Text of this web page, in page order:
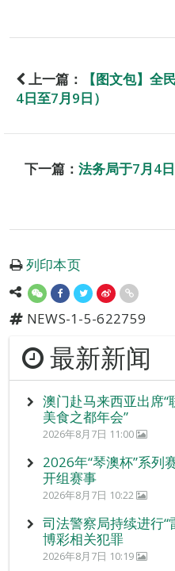
上一篇：
【图文包】全
4日至7月9日）
下一篇： 法务局于7月4
列印本页
NEWS-1-5-622759
最新新闻
澳门赴马来西亚出席
美食之都年会”
2026年8月7日 11:00
2026年“琴澳杯”系列
开组赛事
2026年8月7日 10:22
司法警察局持续进行
博彩相关犯罪
2026年8月7日 10:19